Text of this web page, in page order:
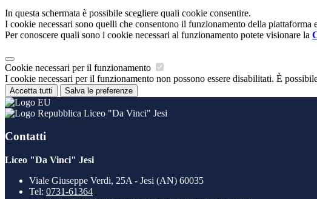
In questa schermata è possibile scegliere quali cookie consentire.
I cookie necessari sono quelli che consentono il funzionamento della piattaforma
Per conoscere quali sono i cookie necessari al funzionamento potete visionare la
Cookie necessari per il funzionamento
I cookie necessari per il funzionamento non possono essere disabilitati. È
Accetta tutti Salva le preferenze
Liceo "Da Vinci" Jesi
Contatti
Liceo "Da Vinci" Jesi
Viale Giuseppe Verdi, 25A - Jesi (AN) 60035
Tel: 0731-61364